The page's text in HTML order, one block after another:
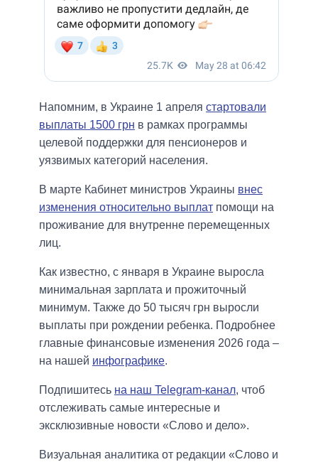
Напомним, в Украине 1 апреля стартовали
выплаты 1500 грн в рамках программы
целевой поддержки для пенсионеров и
уязвимых категорий населения.
В марте Кабинет министров Украины внес
изменения относительно выплат помощи на
проживание для внутренне перемещенных
лиц.
Как известно, с января в Украине выросла
минимальная зарплата и прожиточный
минимум. Также до 50 тысяч грн выросли
выплаты при рождении ребенка. Подробнее
главные финансовые изменения 2026 года –
на нашей инфографике.
Подпишитесь на наш Telegram-канал, чтоб
отслеживать самые интересные и
эксклюзивные новости «Слово и дело».
Визуальная аналитика от редакции «Слово и